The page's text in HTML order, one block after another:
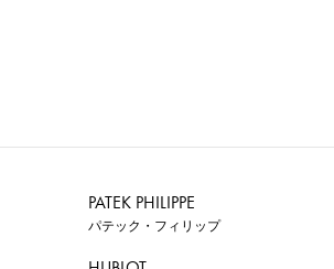
PATEK PHILIPPE
パテック・フィリップ